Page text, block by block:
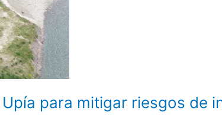
para mitigar riesgos de